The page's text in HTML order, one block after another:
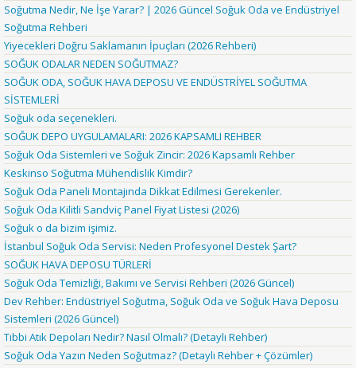
Soğutma Nedir, Ne İşe Yarar? | 2026 Güncel Soğuk Oda ve Endüstriyel
Soğutma Rehberi
Yiyecekleri Doğru Saklamanın İpuçları (2026 Rehberi)
SOĞUK ODALAR NEDEN SOĞUTMAZ?
SOĞUK ODA, SOĞUK HAVA DEPOSU VE ENDÜSTRİYEL SOĞUTMA
SİSTEMLERİ
Soğuk oda seçenekleri.
SOĞUK DEPO UYGULAMALARI: 2026 KAPSAMLI REHBER
Soğuk Oda Sistemleri ve Soğuk Zincir: 2026 Kapsamlı Rehber
Keskinso Soğutma Mühendislik Kimdir?
Soğuk Oda Paneli Montajında Dikkat Edilmesi Gerekenler.
Soğuk Oda Kilitli Sandviç Panel Fiyat Listesi (2026)
Soğuk o da bizim işimiz.
İstanbul Soğuk Oda Servisi: Neden Profesyonel Destek Şart?
SOĞUK HAVA DEPOSU TÜRLERİ
Soğuk Oda Temizliği, Bakımı ve Servisi Rehberi (2026 Güncel)
Dev Rehber: Endüstriyel Soğutma, Soğuk Oda ve Soğuk Hava Deposu
Sistemleri (2026 Güncel)
Tıbbi Atık Depoları Nedir? Nasıl Olmalı? (Detaylı Rehber)
Soğuk Oda Yazın Neden Soğutmaz? (Detaylı Rehber + Çözümler)